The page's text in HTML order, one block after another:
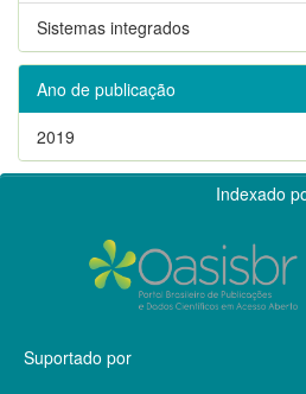
Sistemas integrados
Ano de publicação
2019
Indexado
Suportado por